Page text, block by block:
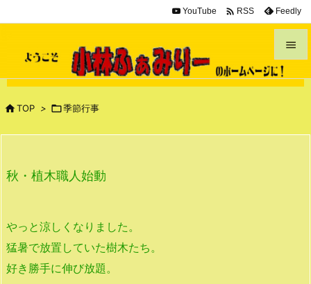


メニュ
YouTube  RSS Feedly
TOP > 季節行事
秋・植木職人始動
やっと涼しくなりました。
猛暑で放置していた樹木たち。
好き勝手に伸び放題。